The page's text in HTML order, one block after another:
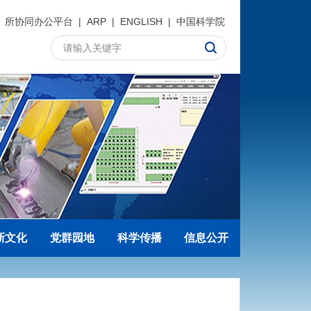
所协同办公平台 | ARP | ENGLISH | 中国科学院
文化 党群园地 科学传播 信息公开